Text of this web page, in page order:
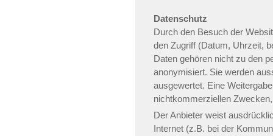
Datenschutz
Durch den Besuch der
den Zugriff (Datum, Uhrzeit,
Daten gehören nicht zu den
anonymisiert. Sie werden
ausgewertet. Eine
nichtkommerziellen
Der Anbieter weist
Internet (z.B. bei der